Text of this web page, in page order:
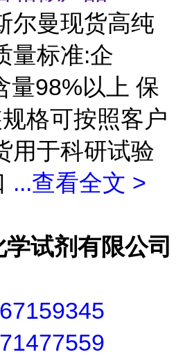
尔曼现货高纯
量标准:企
量98%以上 保
格可按照客户
用于科研试验
...查看全文 >
试剂有限公司